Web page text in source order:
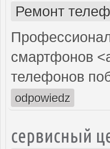
Ремонт
смартфонов
телефонов
odpowiedz
сервисный